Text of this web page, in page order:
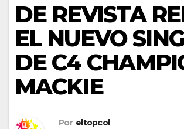
DE REVISTA
EL NUEVO
DE C4
MACKIE
Por eltopcol